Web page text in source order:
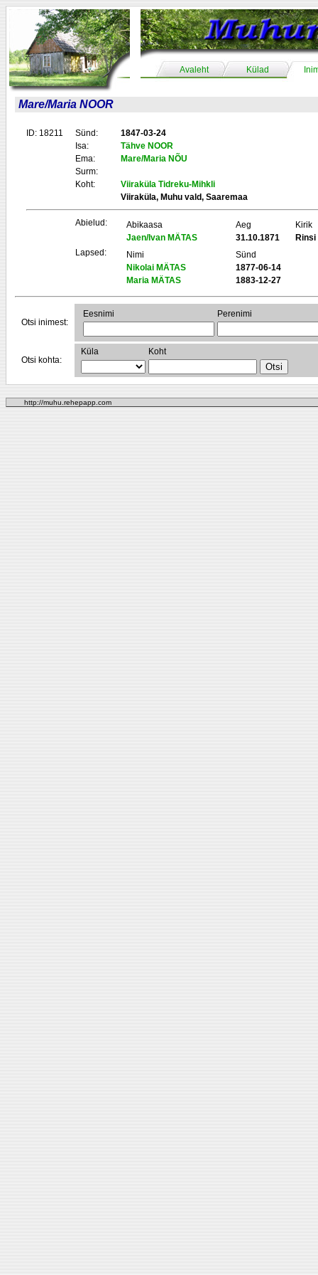
Avaleht Külad
Mare/Maria NOOR
ID: 18211 Sünd:
1847-03-24
Isa:
Tähve NOOR
Ema:
Mare/Maria NÕU
Surm:
Koht:
Viiraküla Tidreku-Mihkli
Viiraküla, Muhu vald, Saaremaa
Abielud: Abikaasa Aeg
Kirik
Jaen/Ivan MÄTAS
31.10.1871
Rinsi
Lapsed:
Nimi
Sünd
Nikolai MÄTAS
1877-06-14
Maria MÄTAS
1883-12-27
Otsi inimest:
Eesnimi Perenimi
Otsi kohta:
Küla Koht
http://muhu.rehepapp.com